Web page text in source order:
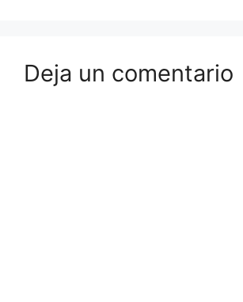
Deja un comentario